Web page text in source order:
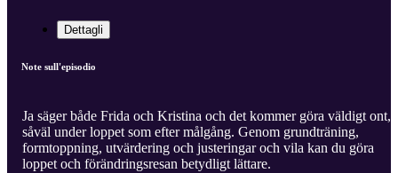
Dettagli
Note sull'episodio
Ja säger både Frida och Kristina och det kommer göra väldigt ont,
såväl under loppet som efter målgång. Genom grundträning,
formtoppning, utvärdering och justeringar och vila kan du göra
loppet och förändringsresan betydligt lättare.